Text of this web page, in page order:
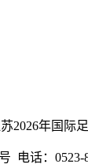
苏2026年
电话：0523-